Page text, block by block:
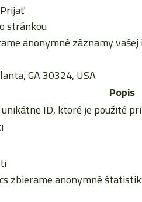
Prijať
stránkou
anonymné záznamy
GA 30324, USA
Popis
ID, ktoré je použité
zbierame anonymné